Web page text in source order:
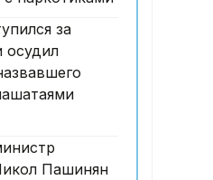
Бекболат
за
осудил
Пашинян